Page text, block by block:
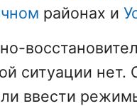
районах и
ситуации нет.
ввести